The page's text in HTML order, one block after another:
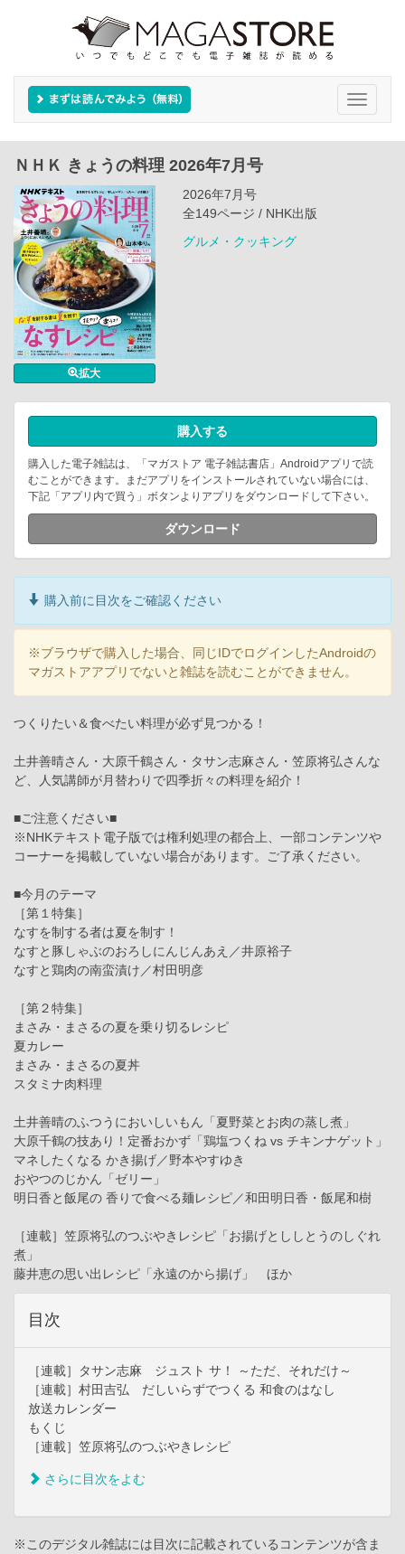
Toggle
ＮＨＫ きょうの料理 2026年7月号
拡大
2026年7月号
全149ページ / NHK出版
グルメ・クッキング
購入する
購入した電子雑誌は、「マガストア 電子雑誌書店」Androidアプリで読
むことができます。まだアプリをインストールされていない場合には、
下記「アプリ内で買う」ボタンよりアプリをダウンロードして下さい。
ダウンロード
購入前に目次をご確認ください
※ブラウザで購入した場合、同じIDでログインしたAndroidの
マガストアアプリでないと雑誌を読むことができません。
つくりたい＆食べたい料理が必ず見つかる！
土井善晴さん・大原千鶴さん・タサン志麻さん・笠原将弘さんな
ど、人気講師が月替わりで四季折々の料理を紹介！
■ご注意ください■
※NHKテキスト電子版では権利処理の都合上、一部コンテンツや
コーナーを掲載していない場合があります。ご了承ください。
■今月のテーマ
［第１特集］
なすを制する者は夏を制す！
なすと豚しゃぶのおろしにんじんあえ／井原裕子
なすと鶏肉の南蛮漬け／村田明彦
［第２特集］
まさみ・まさるの夏を乗り切るレシピ
夏カレー
まさみ・まさるの夏丼
スタミナ肉料理
土井善晴のふつうにおいしいもん「夏野菜とお肉の蒸し煮」
大原千鶴の技あり！定番おかず「鶏塩つくね vs チキンナゲット」
マネしたくなる かき揚げ／野本やすゆき
おやつのじかん「ゼリー」
明日香と飯尾の 香りで食べる麺レシピ／和田明日香・飯尾和樹
［連載］笠原将弘のつぶやきレシピ「お揚げとししとうのしぐれ
煮」
藤井恵の思い出レシピ「永遠のから揚げ」 ほか
目次
［連載］タサン志麻 ジュスト サ！ ～ただ、それだけ～
［連載］村田吉弘 だしいらずでつくる 和食のはなし
放送カレンダー
もくじ
［連載］笠原将弘のつぶやきレシピ
さらに目次をよむ
※このデジタル雑誌には目次に記載されているコンテンツが含ま